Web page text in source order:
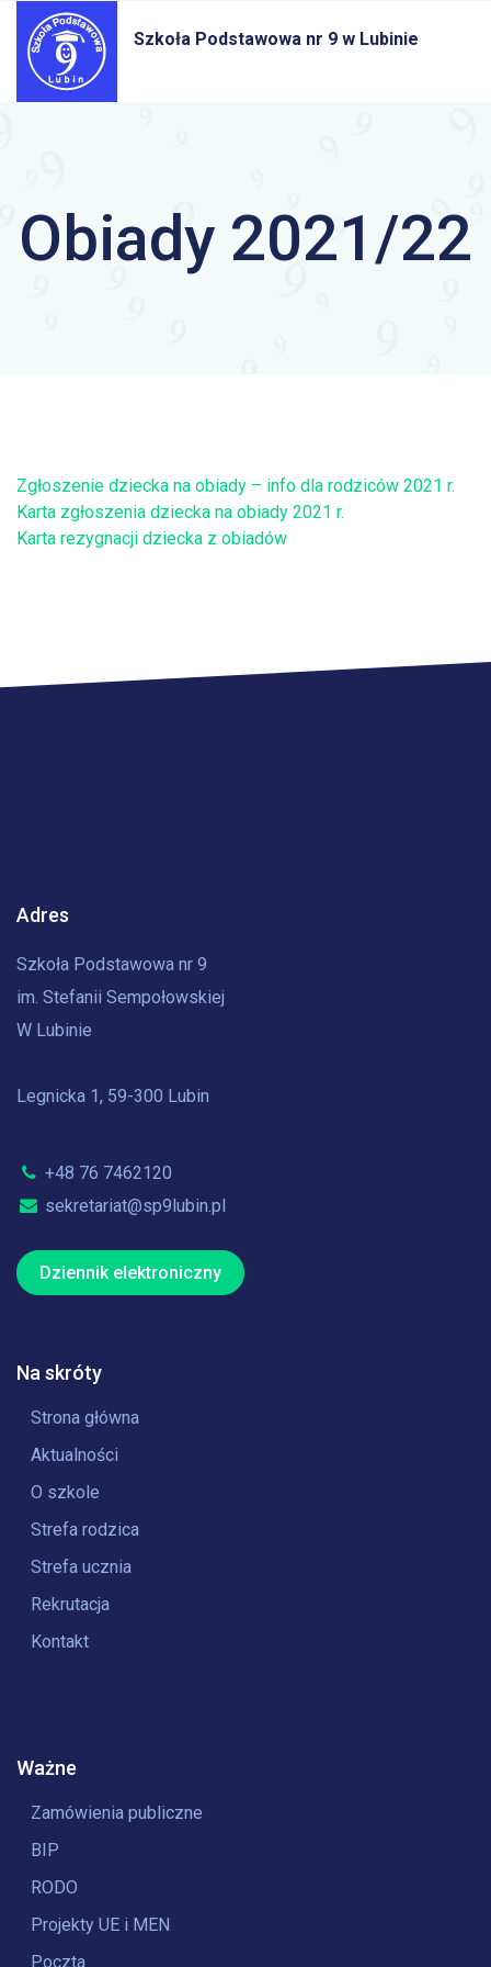
Szkoła Podstawowa nr 9 w Lubinie
Obiady 2021/22
Zgłoszenie dziecka na obiady – info dla rodziców 2021 r.
Karta zgłoszenia dziecka na obiady 2021 r.
Karta rezygnacji dziecka z obiadów
Adres
Szkoła Podstawowa nr 9
im. Stefanii Sempołowskiej
W Lubinie
Legnicka 1, 59-300 Lubin
+48 76 7462120
sekretariat@sp9lubin.pl
Dziennik elektroniczny
Na skróty
Strona główna
Aktualności
O szkole
Strefa rodzica
Strefa ucznia
Rekrutacja
Kontakt
Ważne
Zamówienia publiczne
BIP
RODO
Projekty UE i MEN
Poczta